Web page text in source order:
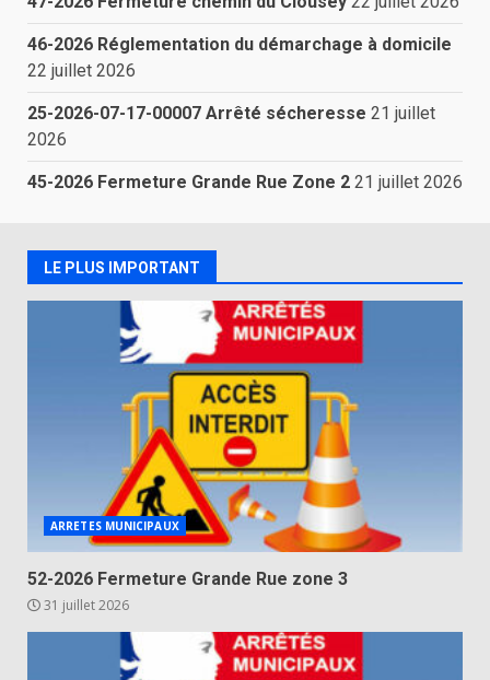
46-2026 Réglementation du démarchage à domicile
22 juillet 2026
25-2026-07-17-00007 Arrêté sécheresse 21 juillet
2026
45-2026 Fermeture Grande Rue Zone 2 21 juillet 2026
LE PLUS IMPORTANT
ARRETES MUNICIPAUX
52-2026 Fermeture Grande Rue zone 3
31 juillet 2026